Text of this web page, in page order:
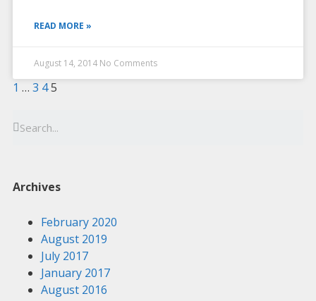
READ MORE »
August 14, 2014 No Comments
1 … 3 45
Archives
February 2020
August 2019
July 2017
January 2017
August 2016